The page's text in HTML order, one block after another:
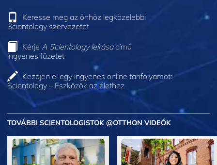
Keresse meg az önhöz legközelebbi
Scientology szervezetet
Kérje A Scientology leírásacímű
ingyenes füzetet
Kezdjen el egy ingyenes online tanfolyamot:
Scientology – Eszközök az élethez
TOVÁBBI SCIENTOLOGISTOK @OTTHON VIDEÓK